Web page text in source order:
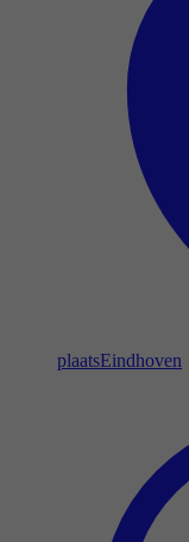
plaatsEindhoven